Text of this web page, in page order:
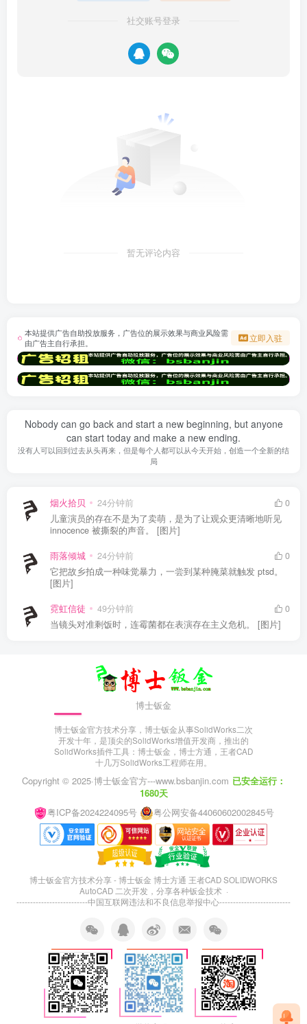
社交账号登录
暂无评论内容
本站提供广告自助投放服务，广告位的展示效果与商业风险需
由广告主自行承担。
立即入驻
Nobody can go back and start a new beginning, but anyone
can start today and make a new ending.
没有人可以回到过去从头再来，但是每个人都可以从今天开始，创造一个全新的结
局
烟火拾贝 24分钟前
0
儿童演员的存在不是为了卖萌，是为了让观众更清晰地听见
innocence 被撕裂的声音。 [图片]
雨落倾城 24分钟前
0
它把故乡拍成一种味觉暴力，一尝到某种腌菜就触发 ptsd。
[图片]
霓虹信徒 49分钟前
0
当镜头对准剩饭时，连霉菌都在表演存在主义危机。 [图片]
博士钣金
博士钣金官方技术分享，博士钣金从事SolidWorks二次
开发十年，是顶尖的SolidWorks增值开发商，推出的
SolidWorks插件工具：博士钣金，博士方通，王者CAD
十几万SolidWorks工程师在用。
Copyright © 2025·博士钣金官方---www.bsbanjin.com 已安全运行：
1680天
粤ICP备2024224095号
粤公网安备44060602002845号
博士钣金官方技术分享 - 博士钣金 博士方通 王者CAD SOLIDWORKS
AutoCAD 二次开发，分享各种钣金技术 ·
--------------------------中国互联网违法和不良信息举报中心--------------------------